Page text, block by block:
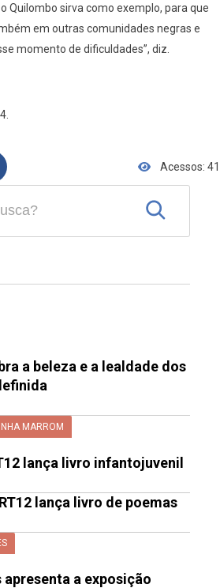
Quilombo sirva como exemplo, para que
em outras comunidades negras e
momento de dificuldades”, diz.
Acessos: 41
a beleza e a lealdade dos
MARROM
lança livro infantojuvenil
lança livro de poemas
a exposição